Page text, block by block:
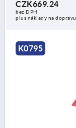
CZK669.24
bez DPH
plus náklady na dopravu
K0795